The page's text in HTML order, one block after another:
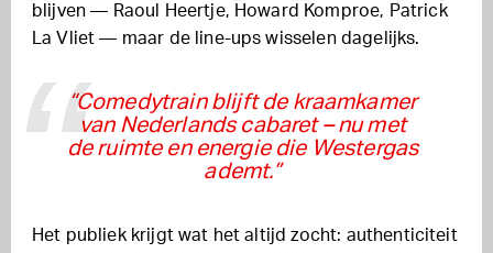
blijven — Raoul Heertje, Howard Komproe, Patrick
La Vliet — maar de line-ups wisselen dagelijks.
“Comedytrain blijft de kraamkamer
van Nederlands cabaret – nu met
de ruimte en energie die Westergas
ademt.”
Het publiek krijgt wat het altijd zocht: authenticiteit